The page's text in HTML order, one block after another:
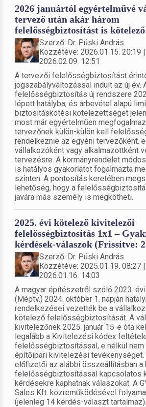
2026 januártól egyértelművé
tervező után akár három
felelősségbiztosítást is
Szerző: Dr. Püski András
Közzétéve: 2026.01.15.
2026.02.09. 12:51
A tervezői felelősségbiztosítást
jogszabályváltozással indult az új év.
felelősségbiztosítás új rendszere
lépett hatályba, és árbevétel alapú
biztosításkötési kötelezettséget
most már egyértelműen
tervezőnek külön-külön kell
rendelkeznie az egyéni tervezőként,
vállalkozóként vagy alkalmazottként
tervezésre. A kormányrendelet
is hatályos gyakorlatot fogalmazta
szinten. A pontosítás keretében
lehetőség, hogy a
javára más személy is megkötheti.
2025. évi kötelező kivitelezői
felelősségbiztosítás 1x1 –
kérdések-válaszok (Frissítve:
Szerző: Dr. Püski András
Közzétéve: 2025.01.19.
2026.01.16. 14:03
A magyar építészetről szóló 2023.
(Méptv.) 2024. október 1. napján
rendelkezései vezették be a
kötelező felelősségbiztosítását. A
kivitelezőnek 2025. január 15-e óta
legalább a Kivitelezési kódex
felelősségbiztosítással, e nélkül nem
építőipari kivitelezési tevékenységet.
előfizetői az alábbi összeállításban
felelősségbiztosítással kapcsolatos
kérdésekre kaphatnak válaszokat. A
Sales Kft. közreműködésével
(jelenleg 14 kérdés-választ tartalmaz).